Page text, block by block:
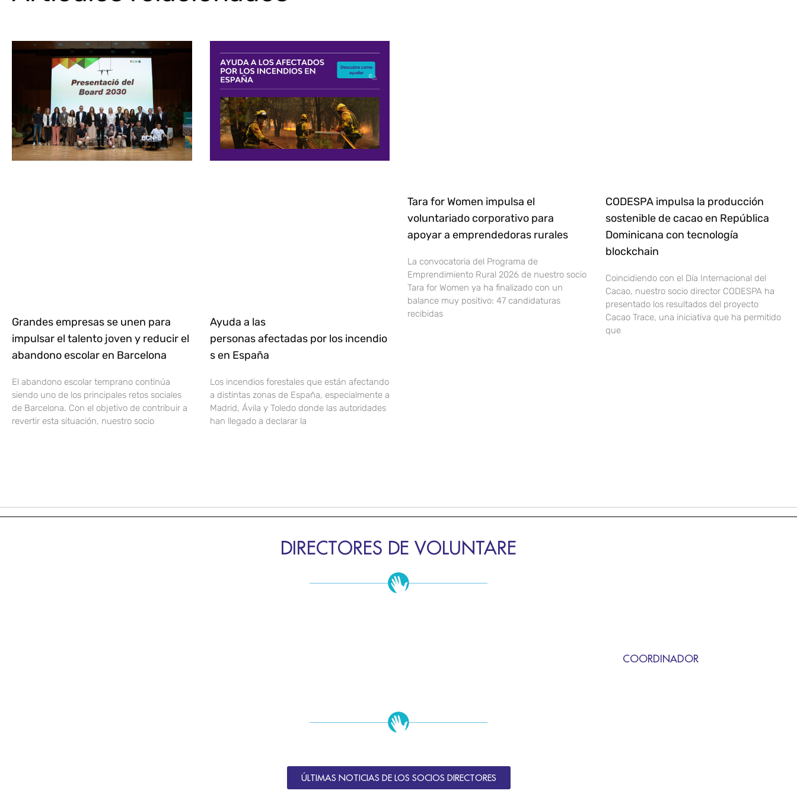
Grandes empresas se unen para
impulsar el talento joven y reducir el
abandono escolar en Barcelona
El abandono escolar temprano continúa
siendo uno de los principales retos sociales
de Barcelona. Con el objetivo de contribuir a
revertir esta situación, nuestro socio
Ayuda a las
personas afectadas por los incendio
s en España
Los incendios forestales que están afectando
a distintas zonas de España, especialmente a
Madrid, Ávila y Toledo donde las autoridades
han llegado a declarar la
Tara for Women impulsa el
voluntariado corporativo para
apoyar a emprendedoras rurales
La convocatoria del Programa de
Emprendimiento Rural 2026 de nuestro socio
Tara for Women ya ha finalizado con un
balance muy positivo: 47 candidaturas
recibidas
CODESPA impulsa la producción
sostenible de cacao en República
Dominicana con tecnología
blockchain
Coincidiendo con el Día Internacional del
Cacao, nuestro socio director CODESPA ha
presentado los resultados del proyecto
Cacao Trace, una iniciativa que ha permitido
que
DIRECTORES DE VOLUNTARE
COORDINADOR
ÚLTIMAS NOTICIAS DE LOS SOCIOS DIRECTORES